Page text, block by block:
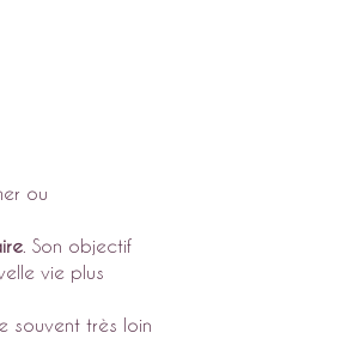
ou
. Son objectif
vie plus
souvent très loin